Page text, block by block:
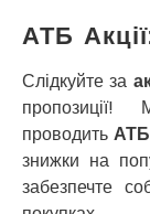
АТБ
Слідкуйте за
пропозиції!
проводитьАТБ
знижки на
забезпечте
Підгородне
Покров
Полтава
Прилуки
Путивль
П’ятихатки